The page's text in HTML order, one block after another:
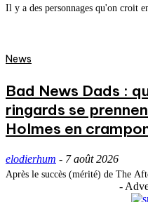
Il y a des personnages qu'on croit
News
Bad News Dads :
ringards se
Holmes en
elodierhum - 7 août 2026
Après le succès (mérité) de The
-